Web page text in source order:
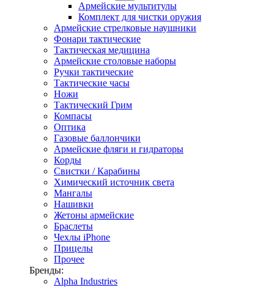
Армейские мультитулы
Комплект для чистки оружия
Армейские стрелковые наушники
Фонари тактические
Тактическая медицина
Армейские столовые наборы
Ручки тактические
Тактические часы
Ножи
Тактический Грим
Компасы
Оптика
Газовые баллончики
Армейские фляги и гидраторы
Корды
Свистки / Карабины
Химический источник света
Мангалы
Нашивки
Жетоны армейские
Браслеты
Чехлы iPhone
Прицелы
Прочее
Бренды:
Alpha Industries